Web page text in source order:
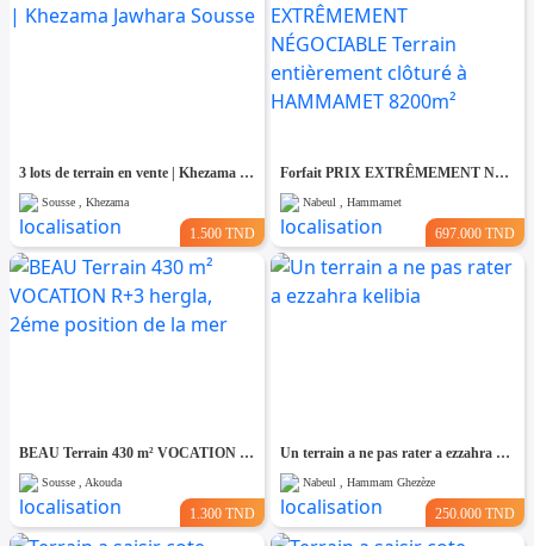
3 lots de terrain en vente | Khezama Jawhara Sousse
Sousse , Khezama
1.500 TND
Forfait PRIX EXTRÊMEMENT NÉGOCIABLE Terrain entièrement clôturé à HAMMAMET 8200m²
Nabeul , Hammamet
697.000 TND
BEAU Terrain 430 m² VOCATION R+3 hergla, 2éme position de la mer
Sousse , Akouda
1.300 TND
Un terrain a ne pas rater a ezzahra kelibia
Nabeul , Hammam Ghezèze
250.000 TND